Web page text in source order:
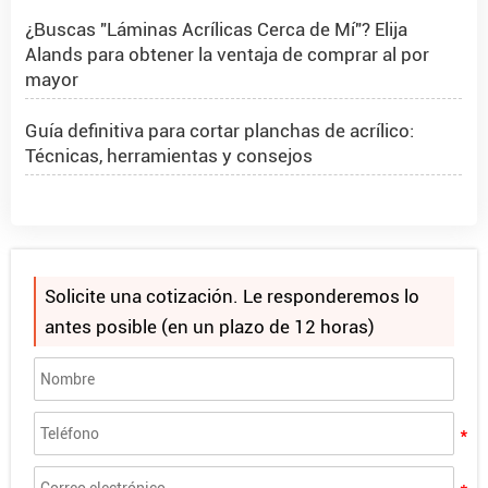
¿Buscas "Láminas Acrílicas Cerca de Mí"? Elija
Alands para obtener la ventaja de comprar al por
mayor
Guía definitiva para cortar planchas de acrílico:
Técnicas, herramientas y consejos
¿Qué son las esferas de acrílico?
Cómo hacer que la purpurina se adhiera al acrílico
Alands le invita a FIRMAR CHINA 2025
¿Buscas "Láminas Acrílicas Cerca de Mí"? Elija
Solicite una cotización. Le responderemos lo
antes posible (en un plazo de 12 horas)